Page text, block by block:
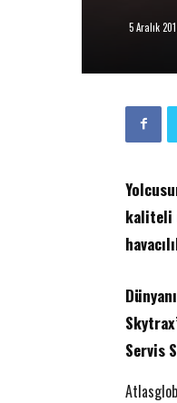
5 Aralık
kaliteli
Servis
futbolu yepyeni bir